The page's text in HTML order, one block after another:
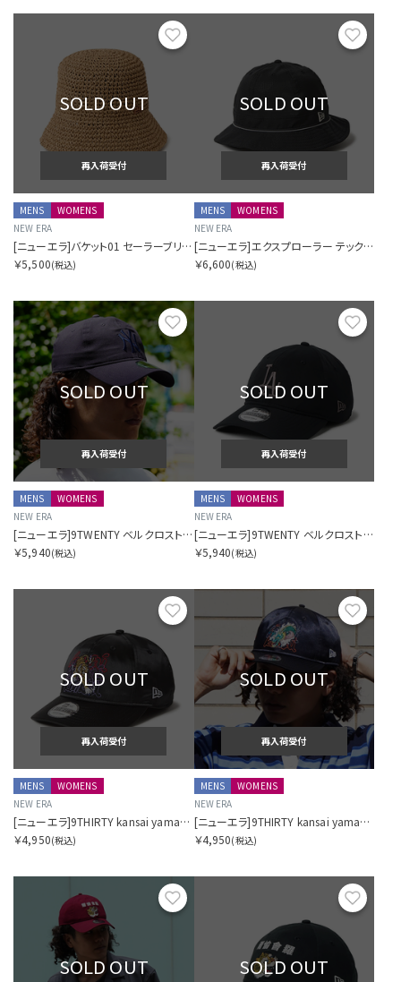
お気に入り
SOLD OUT
再入荷受付
MENS
WOMENS
NEW ERA
[ニューエラ]バケット01 セーラーブリム ペーパークロシェハット Paper Crochet Hat ベージュ
￥5,500(税込)
SOLD OUT
再入荷受付
MENS
WOMENS
NEW ERA
[ニューエラ]エクスプローラー テックエアー Tech Air HTYP ブラック Dot Air ニューエラアウトドア
￥6,600(税込)
お気に入り
SOLD OUT
再入荷受付
MENS
WOMENS
NEW ERA
[ニューエラ]9TWENTY ベルクロストラップ テックエアー Tech Air ニューヨーク・ヤンキース ネイビー ニューエラアウトドア
￥5,940(税込)
SOLD OUT
再入荷受付
MENS
WOMENS
NEW ERA
[ニューエラ]9TWENTY ベルクロストラップ テックエアー Tech Air ロサンゼルス・ドジャース ブラック ニューエラアウトドア
￥5,940(税込)
お気に入り
SOLD OUT
再入荷受付
MENS
WOMENS
NEW ERA
[ニューエラ]9THIRTY kansai yamamoto 虎 サテン ブラック
￥4,950(税込)
SOLD OUT
再入荷受付
MENS
WOMENS
NEW ERA
[ニューエラ]9THIRTY kansai yamamoto 龍 サテン ネイビー
￥4,950(税込)
お気に入り
SOLD OUT SOLD OUT